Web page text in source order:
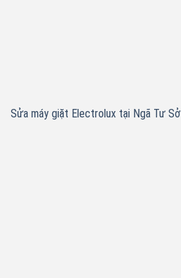
Sửa máy giặt Electrolux tại Ngã Tư Sở